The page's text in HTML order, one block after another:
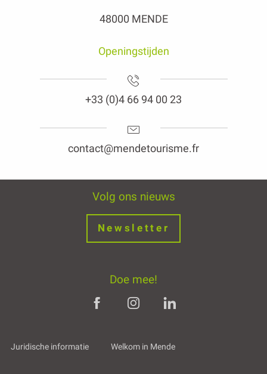
48000 MENDE
Openingstijden
+33 (0)4 66 94 00 23
contact@mendetourisme.fr
Volg ons nieuws
Newsletter
Doe mee!
Juridische informatie Welkom in Mende